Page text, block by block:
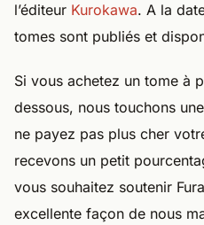
l’éditeur Kurokawa. A la
tomes sont publiés et
Si vous achetez un tome à
dessous, nous touchons
ne payez pas plus cher
recevons un petit
vous souhaitez soutenir
excellente façon de nous